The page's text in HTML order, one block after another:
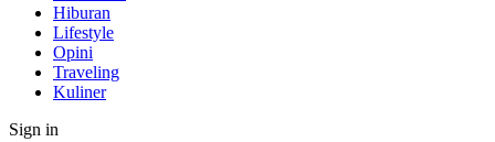
Hiburan
Lifestyle
Opini
Traveling
Kuliner
Sign in